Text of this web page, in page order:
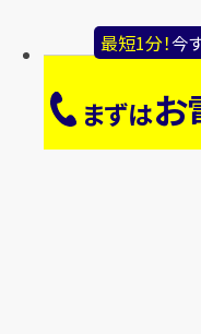
最短1分！今
まずはお